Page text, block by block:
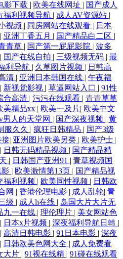
影下载 | 欧美在线网址 | 国产成人
福利视频导航 | 成人AV资源站 |
视频 | 同房网站在线观看 | 日本
| 亚洲丁香五月 | 国产精品白二区 |
青草 | 国产第一屁屁影院 | 波多
| 国产在线自拍 | 三级视频无码 | 最
利导航 | 久草图片视频 | 日韩高
清 | 亚洲日本韩国在线 | 午夜福
| 新视觉影视 | 草逼网站入口 | 91性
合高清 | 污污在线观看 | 青青草草
美精品xx | 欧美一及片| 欧美中文
男人的天堂网 | 国产深夜视频 | 黄
服久久 | 疯狂日韩精品 | 国产3级
接| 亚洲图片欧美另类 | 欧美护士 |
| 日韩无码精品视频 | 国产精品精
| 日韩国产亚洲91 | 青草视频国
影 | 欧美激情第13页 | 国产精品视
福利视频 | 欧美同性视频 | 日韩欧
网 | 香港伦理电影 | 成人乱轮| 青
级 | 成人h在线 | 岛国大片大片无
九一在线 | 理伦理片 | 美女网站色
| 日本x片视频 | 深夜福利导航日韩 |
| 高清日韩电影 | 91日本电影 | 深夜
| 日韩欧美色网大全 | 成人免费看
大片 | 91视在线精 | 91碰在线观看